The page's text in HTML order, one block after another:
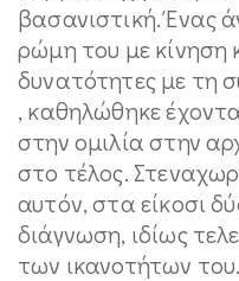
βασανιστική. Ένας
ρώμη του με κίνηση
δυνατότητες με τη
, καθηλώθηκε
στην ομιλία στην
στο τέλος.
αυτόν, στα είκοσι
διάγνωση, ιδίως
των ικανοτήτων του.